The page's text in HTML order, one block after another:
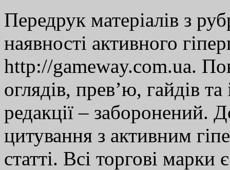
Передрук матеріалів з
наявності активного
http://gameway.com.ua.
оглядів, прев’ю, гайдів
редакції – заборонений.
цитування з активним
статті. Всі торгові марки